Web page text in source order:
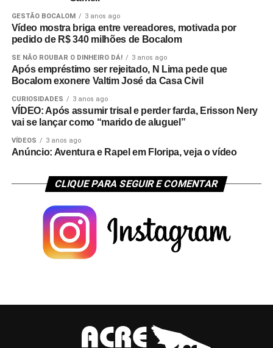
GESTÃO BOCALOM 3 anos ago
Vídeo mostra briga entre vereadores, motivada por
pedido de R$ 340 milhões de Bocalom
SE NÃO ROUBAR O DINHEIRO DÁ! 3 anos ago
Após empréstimo ser rejeitado, N Lima pede que
Bocalom exonere Valtim José da Casa Civil
CURIOSIDADES 3 anos ago
VÍDEO: Após assumir trisal e perder farda, Erisson Nery
vai se lançar como “marido de aluguel”
VÍDEOS 3 anos ago
Anúncio: Aventura e Rapel em Floripa, veja o vídeo
CLIQUE PARA SEGUIR E COMENTAR